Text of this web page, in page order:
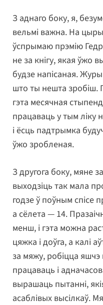
З аднаго боку, я,
вельмі важна. На
ўспрымаю прэмію
не за кнігу, якая ўжо
будзе напісаная.
што ты нешта зробіш.
гэта месячная
працаваць у тым ліку
і ёсць падтрымка
ўжо зробленая.
З другога боку, мяне
выходзіць так мала
годзе ў поўным спісе
а сёлета — 14.
менш, і гэта можна
цяжка і доўга, а калі
за мяжу, робіцца
працаваць і
вырашаць пытанні,
асаблівых высілкаў.